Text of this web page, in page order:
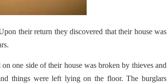
their return they discovered that their house was
one side of their house was broken by thieves and
things were left lying on the floor. The burglars